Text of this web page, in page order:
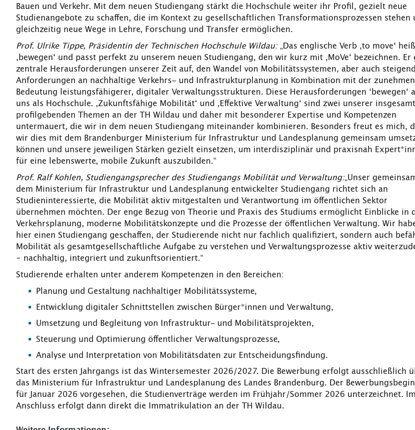
Bauen und Verkehr. Mit dem neuen Studiengang stärkt die Hochschule weiter ihr Profil, gezielt neue
Studienangebote zu schaffen, die im Kontext zu gesellschaftlichen Transformationsprozessen stehen
gleichzeitig neue Wege in Lehre, Forschung und Transfer ermöglichen.
Prof. Ulrike Tippe, Präsidentin der Technischen Hochschule Wildau: „Das englische Verb ‚to move‘
‚bewegen‘ und passt perfekt zu unserem neuen Studiengang, den wir kurz mit ‚MoVe‘ bezeichnen.
zentrale Herausforderungen unserer Zeit auf, den Wandel von Mobilitätssystemen, aber auch
Anforderungen an nachhaltige Verkehrs- und Infrastrukturplanung in Kombination mit der
Bedeutung leistungsfähigerer, digitaler Verwaltungsstrukturen. Diese Herausforderungen ‘bewegen‘
uns als Hochschule. ‚Zukunftsfähige Mobilität‘ und ‚Effektive Verwaltung‘ sind zwei unserer
profilgebenden Themen an der TH Wildau und daher mit besonderer Expertise und Kompetenzen
untermauert, die wir in dem neuen Studiengang miteinander kombinieren. Besonders freut es mich,
wir dies mit dem Brandenburger Ministerium für Infrastruktur und Landesplanung gemeinsam
können und unsere jeweiligen Stärken gezielt einsetzen, um interdisziplinär und praxisnah
für eine lebenswerte, mobile Zukunft auszubilden.“
Prof. Ralf Kohlen, Studiengangsprecher des Studiengangs Mobilität und Verwaltung:„Unser
dem Ministerium für Infrastruktur und Landesplanung entwickelter Studiengang richtet sich an
Studieninteressierte, die Mobilität aktiv mitgestalten und Verantwortung im öffentlichen Sektor
übernehmen möchten. Der enge Bezug von Theorie und Praxis des Studiums ermöglicht Einblicke in
Verkehrsplanung, moderne Mobilitätskonzepte und die Prozesse der öffentlichen Verwaltung. Wir
hier einen Studiengang geschaffen, der Studierende nicht nur fachlich qualifiziert, sondern auch
Mobilität als gesamtgesellschaftliche Aufgabe zu verstehen und Verwaltungsprozesse aktiv
– nachhaltig, integriert und zukunftsorientiert.“
Studierende erhalten unter anderem Kompetenzen in den Bereichen:
Planung und Gestaltung nachhaltiger Mobilitätssysteme,
Entwicklung digitaler Schnittstellen zwischen Bürger*innen und Verwaltung,
Umsetzung und Begleitung von Infrastruktur- und Mobilitätsprojekten,
Steuerung und Optimierung öffentlicher Verwaltungsprozesse,
Analyse und Interpretation von Mobilitätsdaten zur Entscheidungsfindung.
Start des ersten Jahrgangs ist das Wintersemester 2026/2027. Die Bewerbung erfolgt ausschließlich
das Ministerium für Infrastruktur und Landesplanung des Landes Brandenburg. Der
für Januar 2026 vorgesehen, die Studienverträge werden im Frühjahr/Sommer 2026 unterzeichnet. Im
Anschluss erfolgt dann direkt die Immatrikulation an der TH Wildau.